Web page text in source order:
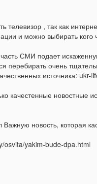
телевизор , так как
и можно выбирать кого
СМИ подает
перебирать очень
источника: ukr-
качестенные новостные
новость, которая
osvita/yakim-bude-dpa.html